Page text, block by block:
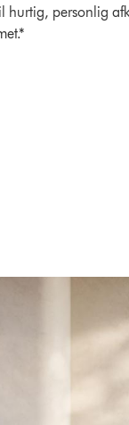
hurtig, personlig